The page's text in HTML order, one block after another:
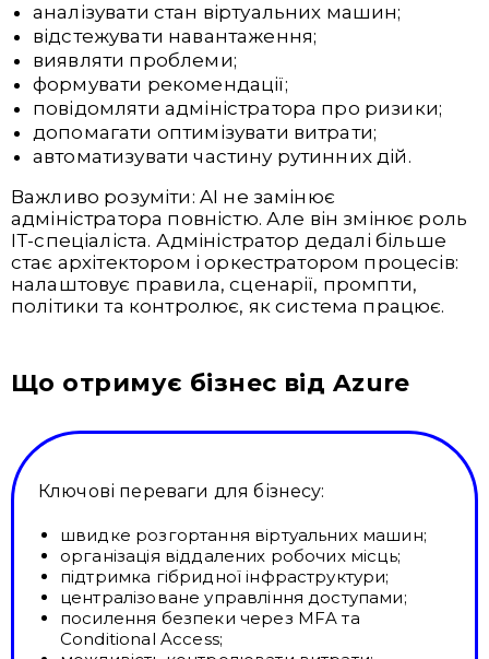
аналізувати стан віртуальних машин;
відстежувати навантаження;
виявляти проблеми;
формувати рекомендації;
повідомляти адміністратора про ризики;
допомагати оптимізувати витрати;
автоматизувати частину рутинних дій.
Важливо розуміти: AI не замінює
адміністратора повністю. Але він змінює роль
ІТ-спеціаліста. Адміністратор дедалі більше
стає архітектором і оркестратором процесів:
налаштовує правила, сценарії, промпти,
політики та контролює, як система працює.
Що отримує бізнес від Azure
Ключові переваги для бізнесу:
швидке розгортання віртуальних машин;
організація віддалених робочих місць;
підтримка гібридної інфраструктури;
централізоване управління доступами;
посилення безпеки через MFA та
Conditional Access;